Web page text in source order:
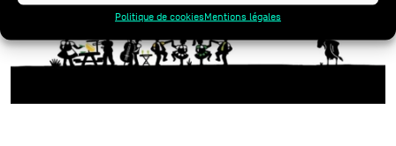
Politique de cookiesMentions légales